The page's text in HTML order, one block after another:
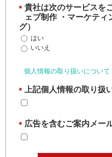
* 貴社は次のサービスを
ェブ制作 ・マーケティ
グ）
はい
いいえ
個人情報の取り扱いについて
* 上記個人情報の取り扱
* 広告を含むご案内メー